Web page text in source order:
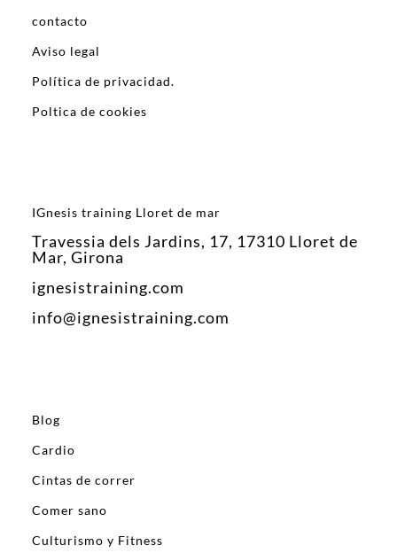
contacto
Aviso legal
Política de privacidad.
Poltica de cookies
IGnesis training Lloret de mar
Travessia dels Jardins, 17, 17310 Lloret de
Mar, Girona
ignesistraining.com
info@ignesistraining.com
Blog
Cardio
Cintas de correr
Comer sano
Culturismo y Fitness